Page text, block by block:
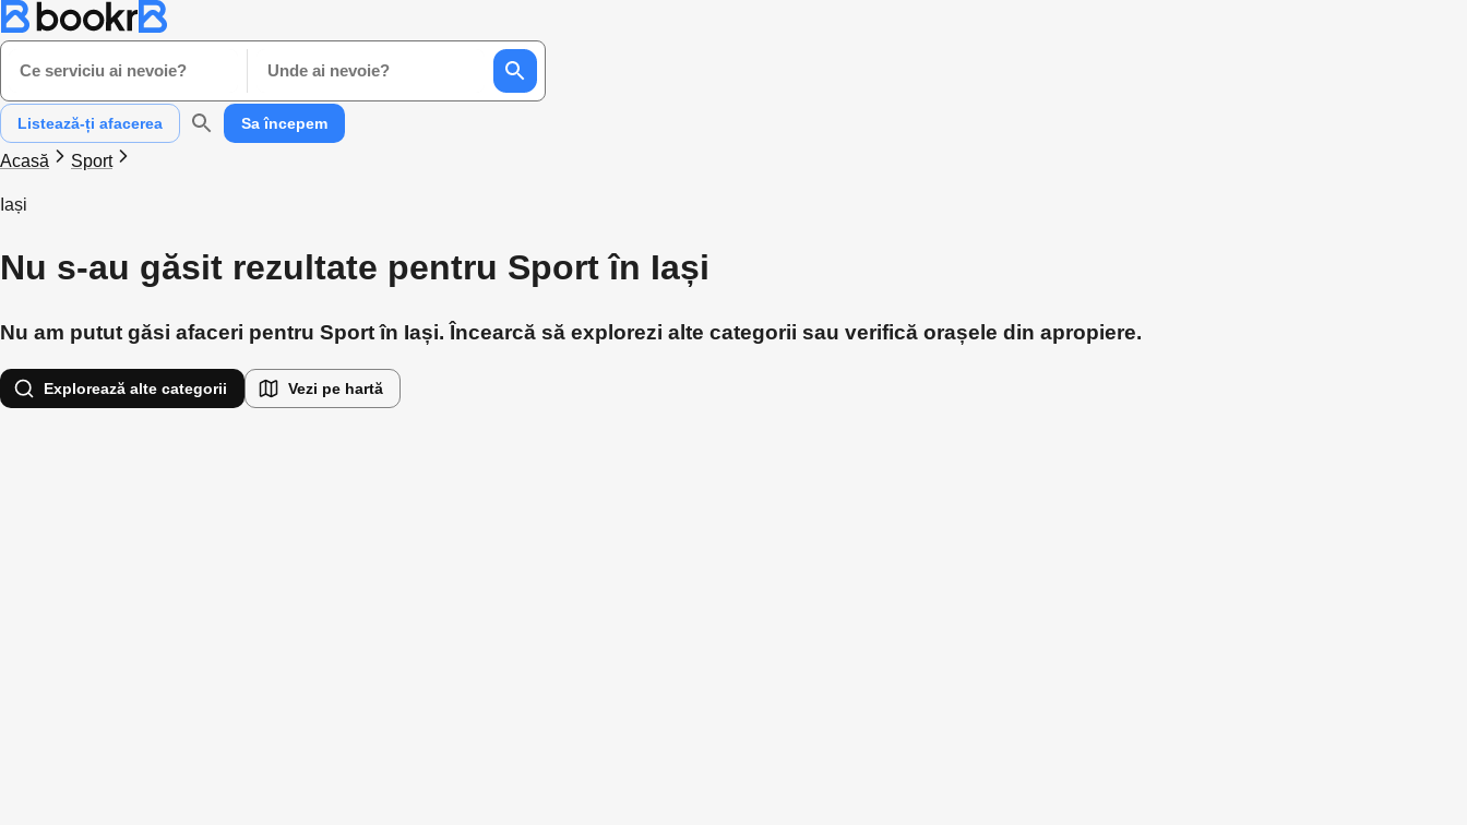
Ce serviciu ai nevoie? Unde ai nevoie?
Listează-ți afacerea Sa începem
Acasă Sport
Iași
Nu s-au găsit rezultate pentru Sport în Iași
Nu am putut găsi afaceri pentru Sport în Iași. Încearcă să explorezi alte categorii sau verifică orașele din apropiere.
Explorează alte categorii Vezi pe hartă